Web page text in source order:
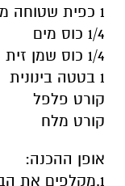
1 כפית שטוחה מלח הימאלייה
1/4 כוס מים
1/4 כוס שמן זית
1 בטטה בינונית
קורט פלפל
קורט מלח
אופן ההכנה:
1.מקלפים את